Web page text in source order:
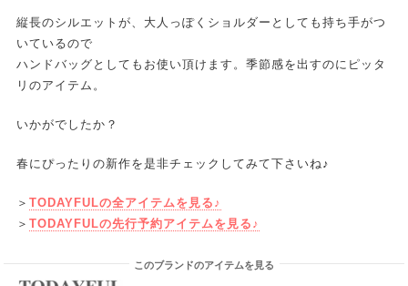
縦長のシルエットが、大人っぽくショルダーとしても持ち手がつ
いているので
ハンドバッグとしてもお使い頂けます。季節感を出すのにピッタ
リのアイテム。
いかがでしたか？
春にぴったりの新作を是非チェックしてみて下さいね♪
＞ TODAYFULの全アイテムを見る♪
＞ TODAYFULの先行予約アイテムを見る♪
このブランドのアイテムを見る